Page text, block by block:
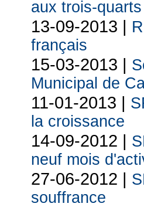
aux trois-
13-09-2013 |
français
15-03-2013 |
Municipal de
11-01-2013 |
la croissance
14-09-2012 |
neuf mois
27-06-2012 |
souffrance